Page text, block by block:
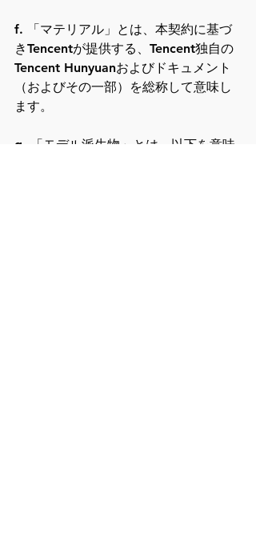
f. 「マテリアル」とは、本契約に基づ
きTencentが提供する、Tencent独自の
Tencent Hunyuanおよびドキュメント
（およびその一部）を総称して意味し
ます。
g. 「モデル派生物」とは、以下を意味